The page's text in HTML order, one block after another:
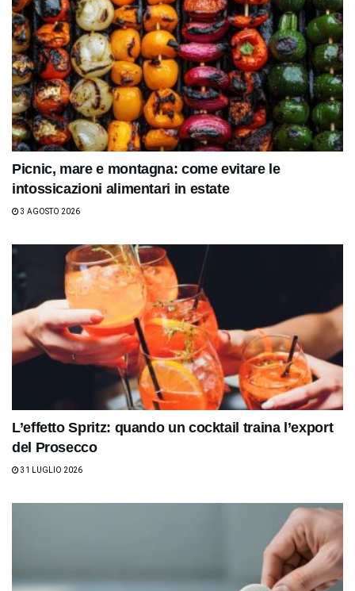
Picnic, mare e montagna: come evitare le
intossicazioni alimentari in estate
3 AGOSTO 2026
L’effetto Spritz: quando un cocktail traina l’export
del Prosecco
31 LUGLIO 2026